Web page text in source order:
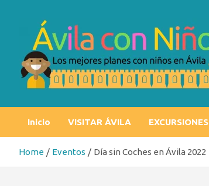
Inicio VISITAR ÁVILA EXCURSIONES
Home Eventos Día sin Coches en Ávila 2022